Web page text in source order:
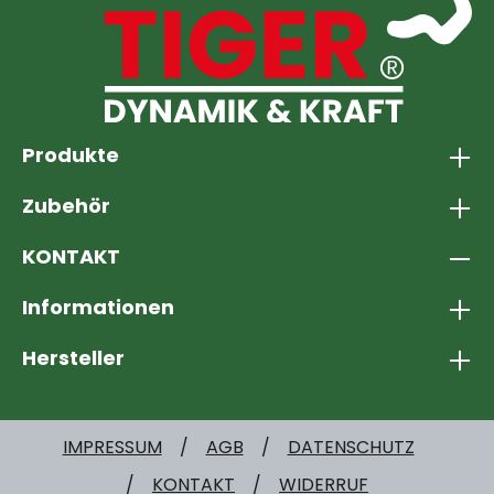
Einfach zu montieren, bietet sie
zusätzliche Sicherheit und Kontrolle
während der Arbeit. Mit dieser
Halteschlaufe können Sie Ihre
präzises Schnittergebnis erzielen.
und effektiver mit dieser hochwertigen
optimieren Sie Ihre Gartengeräte für ein
Gartenerlebnis.
Produkte
Zubehör
KONTAKT
Informationen
Hersteller
IMPRESSUM AGB
DATENSCHUTZ
KONTAKT
WIDERRUF